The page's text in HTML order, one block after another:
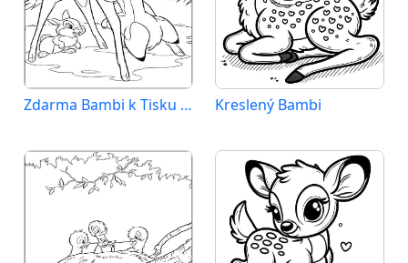
Zdarma Bambi k Tisku pro Děti Kreslený Bambi